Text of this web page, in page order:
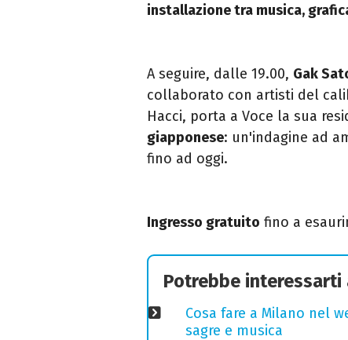
installazione tra musica,
A seguire, dalle 19.00, Gak
collaborato con artisti del
Hacci, porta a Voce la sua
giapponese: un'indagine ad
fino ad oggi.
Ingresso gratuito fino a
Potrebbe interessarti
Cosa fare a Milano nel
sagre e musica